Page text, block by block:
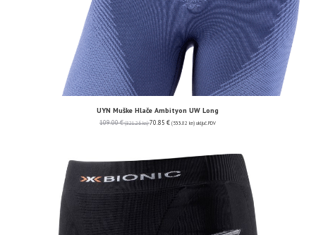
UYN Muške Hlače Ambityon UW Long
109.00€ (821.26 kn) 70.85 € (533.82 kn) uključ. PDV